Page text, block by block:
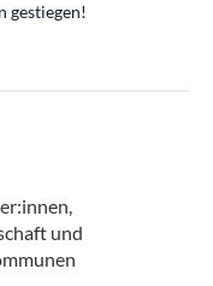
gestiegen!
und